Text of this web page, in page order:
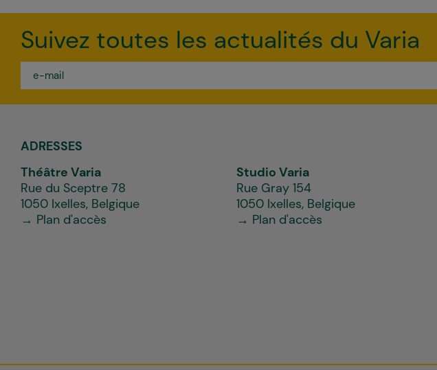
Suivez toutes les actualités du Varia
mail
*
ADRESSES
Théâtre Varia
Rue du Sceptre 78
1050 Ixelles, Belgique
→ Plan d'accès
Studio Varia
Rue Gray 154
1050 Ixelles, Belgique
→ Plan d'accès